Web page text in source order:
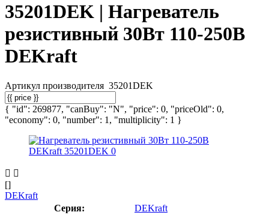
35201DEK | Нагреватель
резистивный 30Вт 110-250В
DEKraft
Артикул производителя 35201DEK
{ "id": 269877, "canBuy": "N", "price": 0, "priceOld": 0,
"economy": 0, "number": 1, "multiplicity": 1 }
[]
DEKraft
Серия:
DEKraft